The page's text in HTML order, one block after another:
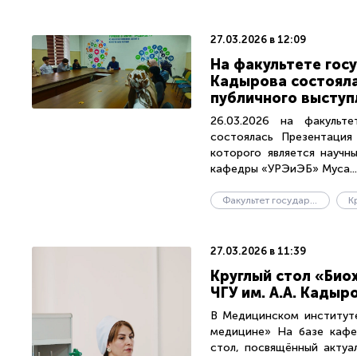
27.03.2026 в 12:09
На факультете
Кадырова
публичного
26.03.2026 на
состоялась
которого является
кафедры «УРЭиЭБ» Муса...
Факультет государственного управления
27.03.2026 в 11:39
Круглый стол
ЧГУ им. А.А.
В Медицинском
медицине» На базе
стол, посвящённый